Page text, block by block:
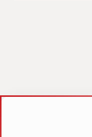
m elexbet